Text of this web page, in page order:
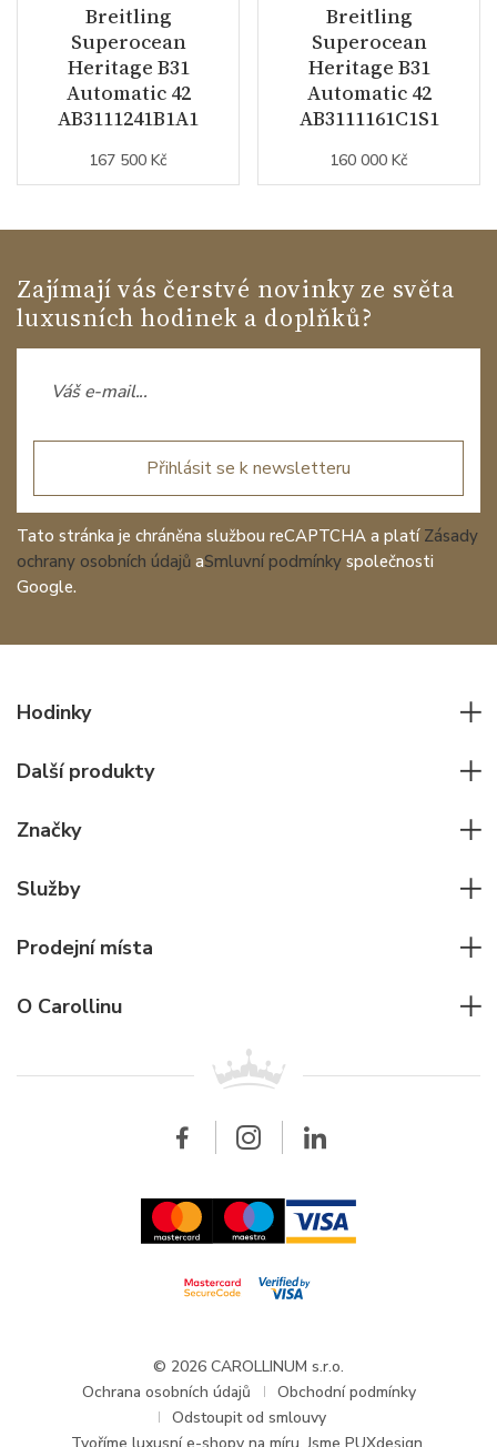
Breitling
Superocean
Heritage B31
Automatic 42
AB3111241B1A1
167 500 Kč
Breitling
Superocean
Heritage B31
Automatic 42
AB3111161C1S1
160 000 Kč
Zajímají vás čerstvé novinky ze světa
luxusních hodinek a doplňků?
Přihlásit se k newsletteru
Tato stránka je chráněna službou reCAPTCHA a platí Zásady
ochrany osobních údajů aSmluvní podmínky společnosti
Google.
Hodinky
Dámské hodinky
Pilotní hodinky
Potápěčské hodinky
Další produkty
Ostatní doplňky
Značky
Cartier
Breitling
Služby
Pro firmy
Velkoobchod
Prodejní místa
O Carollinu
Velkoobchod
O společnosti Carollinum
Aktuality a oznámení
© 2026 CAROLLINUM s.r.o.
Ochrana osobních údajů
Obchodní podmínky
Odstoupit od smlouvy